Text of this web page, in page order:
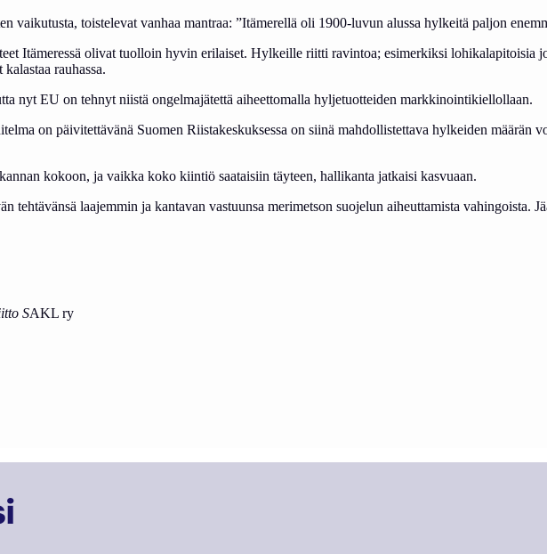
vaikutusta, toistelevat vanhaa mantraa: ”Itämerellä oli 1900-luvun alussa hylkeitä paljon
Itämeressä olivat tuolloin hyvin erilaiset. Hylkeille riitti ravintoa; esimerkiksi
rauhassa.
nyt EU on tehnyt niistä ongelmajätettä aiheettomalla hyljetuotteiden markkinointikiellollaan.
on päivitettävänä Suomen Riistakeskuksessa on siinä mahdollistettava hylkeiden määrän
kokoon, ja vaikka koko kiintiö saataisiin täyteen, hallikanta jatkaisi kasvuaan.
tehtävänsä laajemmin ja kantavan vastuunsa merimetson suojelun aiheuttamista vahingoista.
SAKL ry